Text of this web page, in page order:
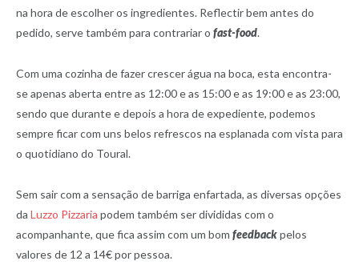
na hora de escolher os ingredientes. Reflectir bem antes do
pedido, serve também para contrariar o fast-food.
Com uma cozinha de fazer crescer água na boca, esta encontra-
se apenas aberta entre as 12:00 e as 15:00 e as 19:00 e as 23:00,
sendo que durante e depois a hora de expediente, podemos
sempre ficar com uns belos refrescos na esplanada com vista para
o quotidiano do Toural.
Sem sair com a sensação de barriga enfartada, as diversas opções
da Luzzo Pizzaria podem também ser divididas com o
acompanhante, que fica assim com um bom feedbackpelos
valores de 12 a 14€ por pessoa.